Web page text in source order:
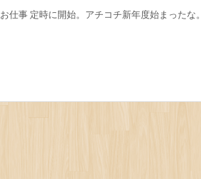
お仕事 定時に開始。アチコチ新年度始まったな。